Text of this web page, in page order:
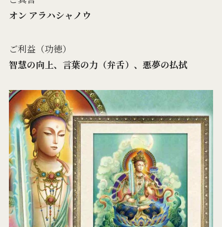
オン アラハシャノウ
ご利益（功徳）
智慧の向上、言葉の力（弁舌）、悪夢の払拭